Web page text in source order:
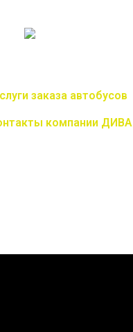
заказа автобусов
компании ДИВА